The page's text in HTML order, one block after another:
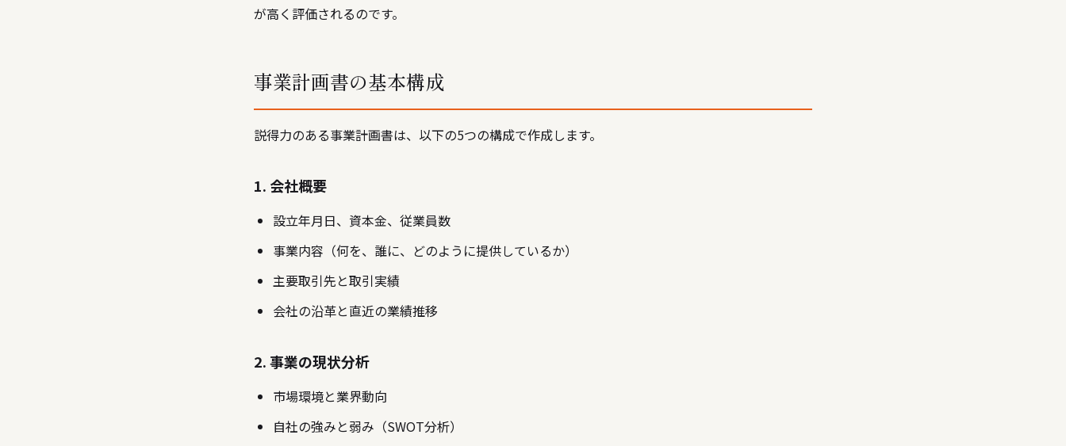
が高く評価されるのです。
事業計画書の基本構成
説得力のある事業計画書は、以下の5つの構成で作成します。
1. 会社概要
設立年月日、資本金、従業員数
事業内容（何を、誰に、どのように提供しているか）
主要取引先と取引実績
会社の沿革と直近の業績推移
2. 事業の現状分析
市場環境と業界動向
自社の強みと弱み（SWOT分析）